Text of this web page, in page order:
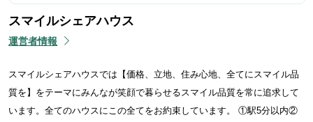
スマイルシェアハウス
運営者情報
スマイルシェアハウスでは【価格、立地、住み心地、全てにスマイル品
質を】をテーマにみんなが笑顔で暮らせるスマイル品質を常に追求して
います。全てのハウスにこの全てをお約束しています。 ①駅5分以内②